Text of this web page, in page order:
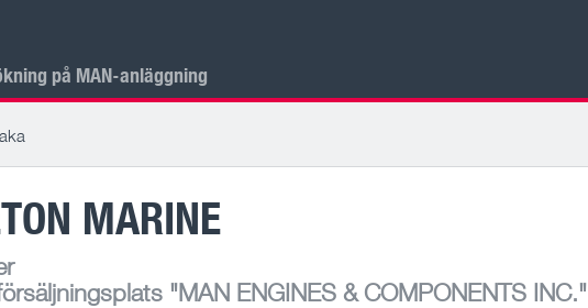
på MAN-anläggning
MARINE
"MAN ENGINES & COMPONENTS INC."